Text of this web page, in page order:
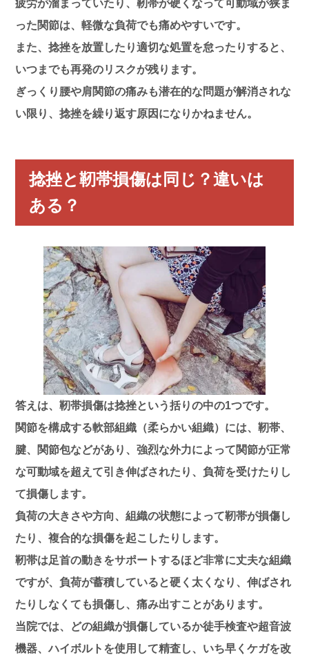
疲労が溜まっていたり、靭帯が硬くなって可動域が狭ま
った関節は、軽微な負荷でも痛めやすいです。
また、捻挫を放置したり適切な処置を怠ったりすると、
いつまでも再発のリスクが残ります。
ぎっくり腰や肩関節の痛みも潜在的な問題が解消されな
い限り、捻挫を繰り返す原因になりかねません。
捻挫と靭帯損傷は同じ？違いは
ある？
答えは、靭帯損傷は捻挫という括りの中の1つです。
関節を構成する軟部組織（柔らかい組織）には、靭帯、
腱、 関節包などがあり、強烈な外力によって関節が正常
な可動域を超えて引き伸ばされたり、負荷を受けたりし
て損傷します。
負荷の大きさや方向、組織の状態によって靭帯が損傷し
たり、複合的な損傷を起こしたりします。
靭帯は足首の動きをサポートするほど非常に丈夫な組織
ですが、負荷が蓄積していると硬く太くなり、伸ばされ
たりしなくても損傷し、痛み出すことがあります。
当院では、どの組織が損傷しているか徒手検査や超音波
機器、ハイボルト を使用して精査し、いち早くケガを改